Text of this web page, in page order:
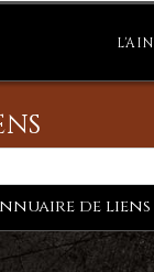
L'AIN
de liens